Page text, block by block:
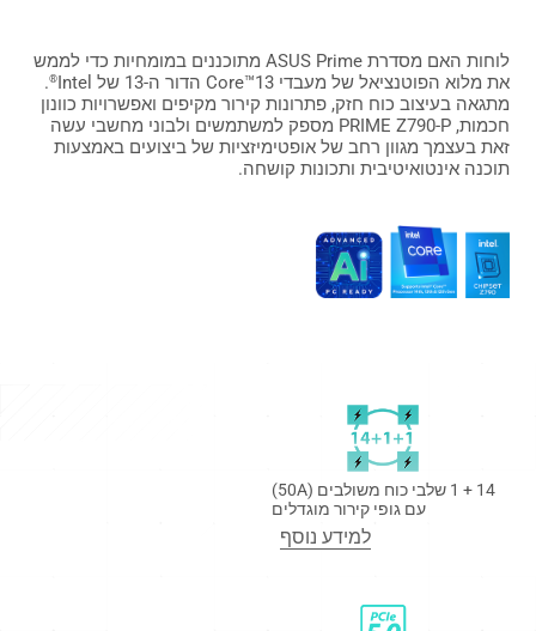
לוחות האם מסדרת ASUS Prime מתוכננים במומחיות כדי לממש
את מלוא הפוטנציאל של מעבדי Core™13
הדור ה-13 של Intel ®
.
מתגאה בעיצוב כוח חזק, פתרונות קירור מקיפים ואפשרויות כוונון
חכמות, PRIME Z790-P מספק למשתמשים ולבוני מחשבי עשה
זאת בעצמך מגוון רחב של אופטימיזציות של ביצועים באמצעות
תוכנה אינטואיטיבית ותכונות קושחה.
14 + 1 שלבי כוח משולבים (50A)
עם גופי קירור מוגדלים
למידע נוסף